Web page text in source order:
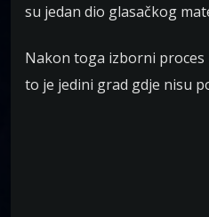
su jedan dio glasačkog
Nakon toga izborni proces
to je jedini grad gdje nisu